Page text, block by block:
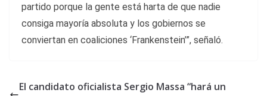
partido porque la gente está harta de que nadie
consiga mayoría absoluta y los gobiernos se
conviertan en coaliciones ‘Frankenstein’”, señaló.
El candidato oficialista Sergio Massa “hará un